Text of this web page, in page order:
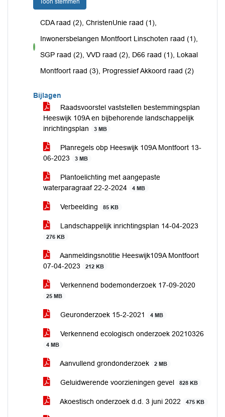
Toon stemmen
voor
CDA raad (2), ChristenUnie raad (1),
Inwonersbelangen Montfoort Linschoten raad (1),
SGP raad (2), VVD raad (2), D66 raad (1), Lokaal
Montfoort raad (3), Progressief Akkoord raad (2)
Bijlagen
Raadsvoorstel vaststellen bestemmingsplan
Heeswijk 109A en bijbehorende landschappelijk
inrichtingsplan
3 MB
Planregels obp Heeswijk 109A Montfoort 13-
06-2023
3 MB
Plantoelichting met aangepaste
waterparagraaf 22-2-2024
4 MB
Verbeelding 85 KB
Landschappelijk inrichtingsplan 14-04-2023
276 KB
Aanmeldingsnotitie Heeswijk109A Montfoort
07-04-2023
212 KB
Verkennend bodemonderzoek 17-09-2020
25 MB
Geuronderzoek 15-2-2021 4 MB
Verkennend ecologisch onderzoek 20210326
4 MB
Aanvullend grondonderzoek 2 MB
Geluidwerende voorzieningen gevel 828 KB
Akoestisch onderzoek d.d. 3 juni 2022 475 KB